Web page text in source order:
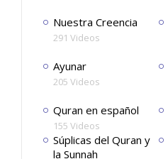
Nuestra Creencia
291 Videos
Ayunar
205 Videos
Quran en español
155 Videos
Súplicas del Quran y
la Sunnah